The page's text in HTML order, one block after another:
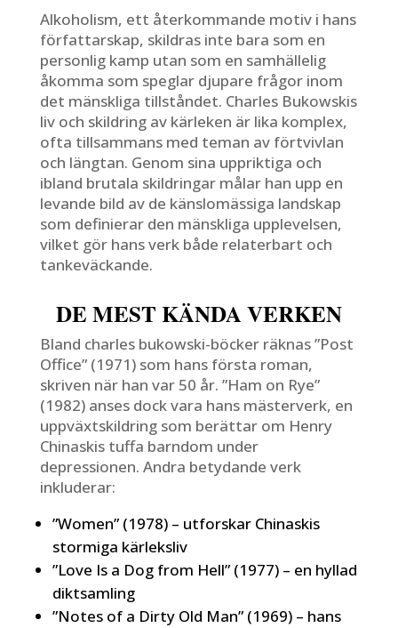
Alkoholism, ett återkommande motiv i hans
författarskap, skildras inte bara som en
personlig kamp utan som en samhällelig
åkomma som speglar djupare frågor inom
det mänskliga tillståndet. Charles Bukowskis
liv och skildring av kärleken är lika komplex,
ofta tillsammans med teman av förtvivlan
och längtan. Genom sina uppriktiga och
ibland brutala skildringar målar han upp en
levande bild av de känslomässiga landskap
som definierar den mänskliga upplevelsen,
vilket gör hans verk både relaterbart och
tankeväckande.
DE MEST KÄNDA VERKEN
Bland charles bukowski-böcker räknas ”Post
Office” (1971) som hans första roman,
skriven när han var 50 år. ”Ham on Rye”
(1982) anses dock vara hans mästerverk, en
uppväxtskildring som berättar om Henry
Chinaskis tuffa barndom under
depressionen. Andra betydande verk
inkluderar:
”Women” (1978) – utforskar Chinaskis
stormiga kärleksliv
”Love Is a Dog from Hell” (1977) – en hyllad
diktsamling
”Notes of a Dirty Old Man” (1969) – hans